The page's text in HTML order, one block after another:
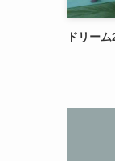
ドリー